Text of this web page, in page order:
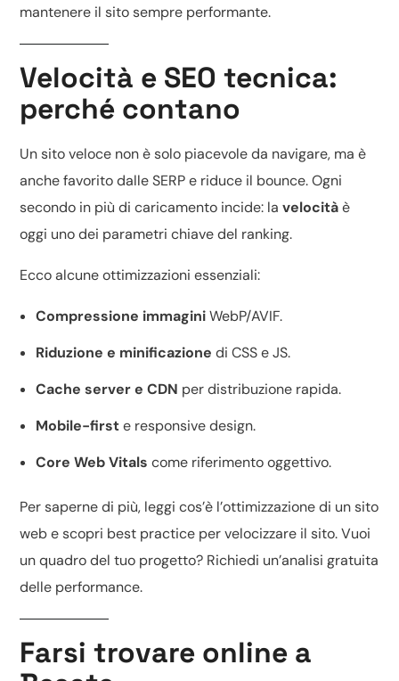
mantenere il sito sempre performante.
Velocità e SEO tecnica:
perché contano
Un sito veloce non è solo piacevole da navigare, ma è
anche favorito dalle SERP e riduce il bounce. Ogni
secondo in più di caricamento incide: lavelocitàè
oggi uno dei parametri chiave del ranking.
Ecco alcune ottimizzazioni essenziali:
Compressione immaginiWebP/AVIF.
Riduzione e minificazione di CSS e JS.
Cache server e CDN per distribuzione rapida.
Mobile-firste responsive design.
Core Web Vitals come riferimento oggettivo.
Per saperne di più, leggicos’è l’ottimizzazione di un sito
webe scopri best practice per velocizzare il sito. Vuoi
un quadro del tuo progetto? Richiedi un’analisi gratuita
delle performance.
Farsi trovare online a